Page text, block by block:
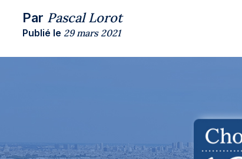
Par Pascal Lorot
Publié le 29 mars 2021